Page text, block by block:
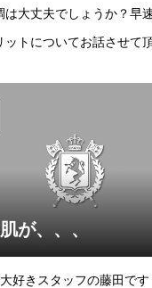
は大丈夫でしょうか？早
トについてお話させて
くなり肌荒れ防止に
が、、、
好きスタッフの藤田で